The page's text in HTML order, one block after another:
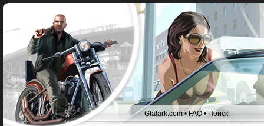
Gtalark.com •FAQ•Поиск